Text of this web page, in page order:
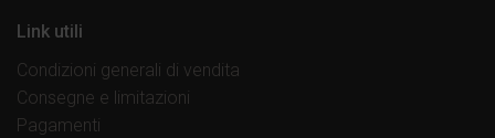
Link utili
Condizioni generali di vendita
Consegne e limitazioni
Pagamenti